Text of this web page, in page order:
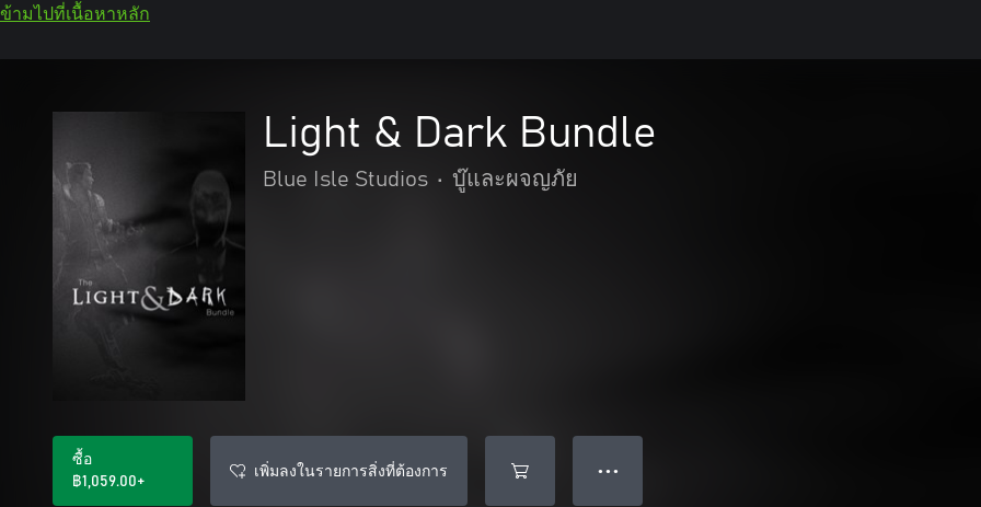
ข้ามไปที่เนื้อหาหลัก
Light & Dark Bundle
Blue Isle Studios • บู๊และผจญภัย
ซื้อ
฿1,059.00+
เพิ่มลงในรายการสิ่งที่ต้องการ ● ● ●